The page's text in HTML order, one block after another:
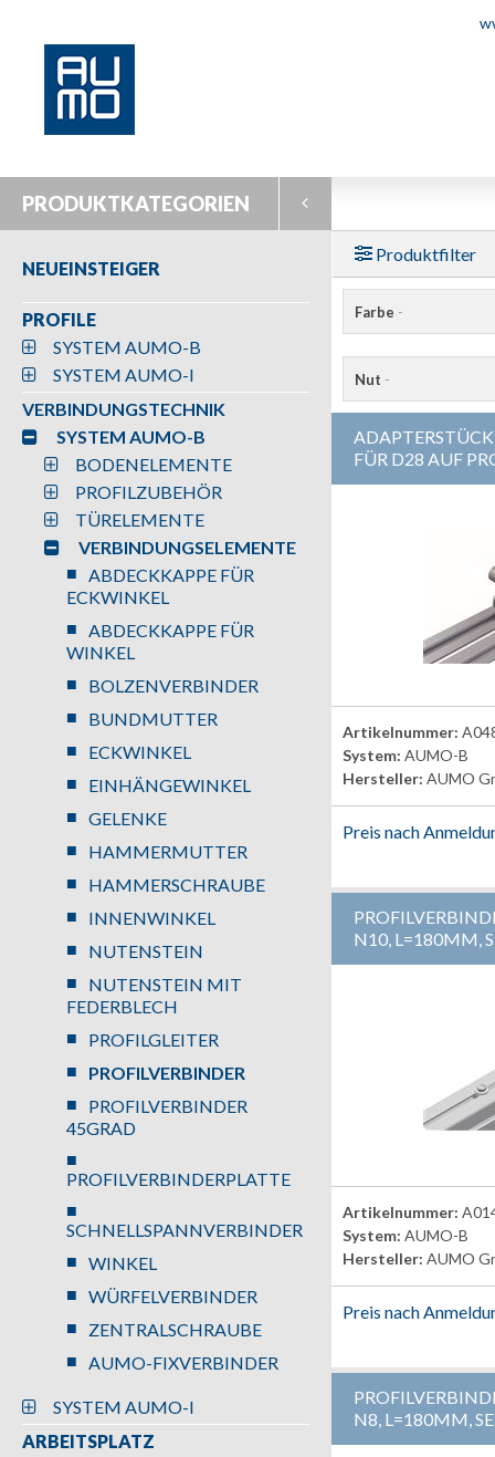
PRODUKTKATEGORIEN
NEUEINSTEIGER
PROFILE
SYSTEM AUMO-B
SYSTEM AUMO-I
VERBINDUNGSTECHNIK
SYSTEM AUMO-B
BODENELEMENTE
PROFILZUBEHÖR
TÜRELEMENTE
VERBINDUNGSELEMENTE
ABDECKKAPPE FÜR
ECKWINKEL
ABDECKKAPPE FÜR
WINKEL
BOLZENVERBINDER
BUNDMUTTER
ECKWINKEL
EINHÄNGEWINKEL
GELENKE
HAMMERMUTTER
HAMMERSCHRAUBE
INNENWINKEL
NUTENSTEIN
NUTENSTEIN MIT
FEDERBLECH
PROFILGLEITER
PROFILVERBINDER
PROFILVERBINDER
45GRAD
PROFILVERBINDERPLATTE
SCHNELLSPANNVERBINDER
WINKEL
WÜRFELVERBINDER
ZENTRALSCHRAUBE
AUMO-FIXVERBINDER
SYSTEM AUMO-I
ARBEITSPLATZ
Produktfilter
Farbe -
Nut -
FÜR D28 AUF
Artikelnummer:
System: AUMO-B
Hersteller: AUMO
Preis nach
N10, L=180MM,
Artikelnummer:
System: AUMO-B
Hersteller: AUMO
Preis nach
N8, L=180MM,